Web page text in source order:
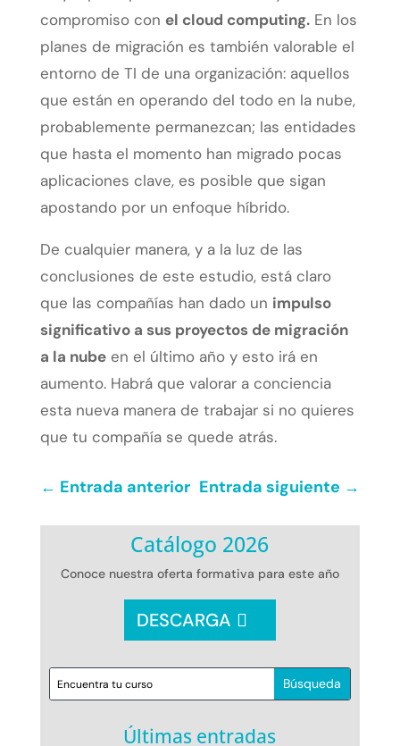
compromiso con el cloud computing.En los
planes de migración es también valorable el
entorno de TI de una organización: aquellos
que están en operando del todo en la nube,
probablemente permanezcan; las entidades
que hasta el momento han migrado pocas
aplicaciones clave, es posible que sigan
apostando por un enfoque híbrido.
De cualquier manera, y a la luz de las
conclusiones de este estudio, está claro
que las compañías han dado un impulso
significativo a sus proyectos de migración
a la nubeen el último año y esto irá en
aumento. Habrá que valorar a conciencia
esta nueva manera de trabajar si no quieres
que tu compañía se quede atrás.
← Entrada anterior Entrada siguiente →
Catálogo 2026
Conoce nuestra oferta formativa para este año
DESCARGA
Últimas entradas